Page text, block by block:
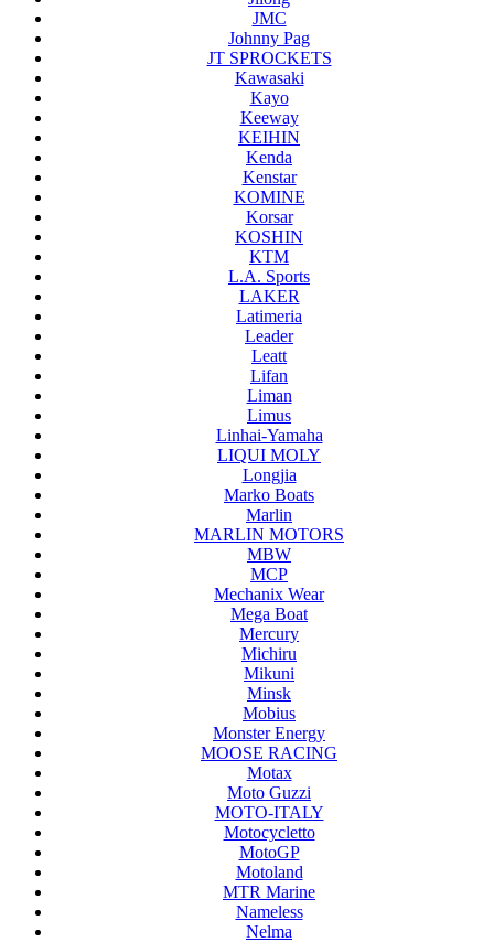
JMC
Johnny Pag
JT SPROCKETS
Kawasaki
Kayo
Keeway
KEIHIN
Kenda
Kenstar
KOMINE
Korsar
KOSHIN
KTM
L.A. Sports
LAKER
Latimeria
Leader
Leatt
Lifan
Liman
Limus
Linhai-Yamaha
LIQUI MOLY
Longjia
Marko Boats
Marlin
MARLIN MOTORS
MBW
MCP
Mechanix Wear
Mega Boat
Mercury
Michiru
Mikuni
Minsk
Mobius
Monster Energy
MOOSE RACING
Motax
Moto Guzzi
MOTO-ITALY
Motocycletto
MotoGP
Motoland
MTR Marine
Nameless
Nelma